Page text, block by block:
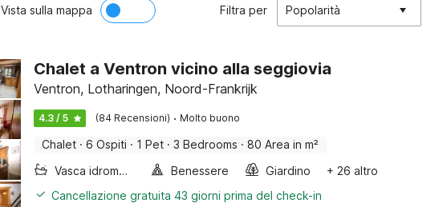
Vista sulla mappa Filtra per Popolarità
Chalet a Ventron vicino alla seggiovia
Ventron, Lotharingen, Noord-Frankrijk
4.3 / 5 (84 Recensioni) · Molto buono
Chalet · 6 Ospiti · 1 Pet · 3 Bedrooms · 80 Area in m²
Vasca idromassaggio
Benessere Giardino
+ 26 altro
Cancellazione gratuita 43 giorni prima del check-in